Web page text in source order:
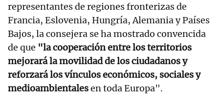
representantes de regiones fronterizas de
Francia, Eslovenia, Hungría, Alemania y Países
Bajos, la consejera se ha mostrado convencida
de que "la cooperación entre los territorios
mejorará la movilidad de los ciudadanos y
reforzará los vínculos económicos, sociales y
medioambientalesen toda Europa".